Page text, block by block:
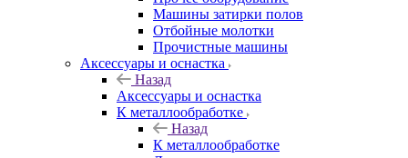
Машины затирки полов
Отбойные молотки
Прочистные машины
Аксeccyapы и оснастка
Назад
Аксeccyapы и оснастка
К металлообработке
Назад
К металлообработке